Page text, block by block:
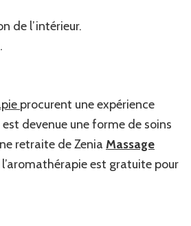
de l’intérieur.
procurent une expérience
devenue une forme de soins
retraite de Zenia Massage
est gratuite pour